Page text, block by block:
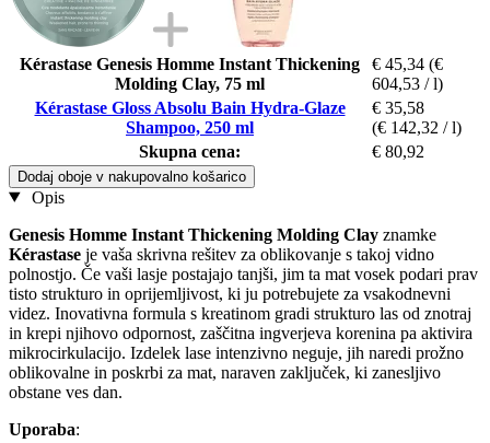
Kérastase Genesis Homme Instant Thickening
Molding Clay, 75 ml
€ 45,34 (€
604,53 / l)
Kérastase Gloss Absolu Bain Hydra-Glaze
Shampoo, 250 ml
€ 35,58
(€ 142,32 / l)
Skupna cena:
€ 80,92
Dodaj oboje v nakupovalno košarico
Opis
Genesis Homme Instant Thickening Molding Clay znamke
Kérastase je vaša skrivna rešitev za oblikovanje s takoj vidno
polnostjo. Če vaši lasje postajajo tanjši, jim ta mat vosek podari prav
tisto strukturo in oprijemljivost, ki ju potrebujete za vsakodnevni
videz. Inovativna formula s kreatinom gradi strukturo las od znotraj
in krepi njihovo odpornost, zaščitna ingverjeva korenina pa aktivira
mikrocirkulacijo. Izdelek lase intenzivno neguje, jih naredi prožno
oblikovalne in poskrbi za mat, naraven zaključek, ki zanesljivo
obstane ves dan.
Uporaba: